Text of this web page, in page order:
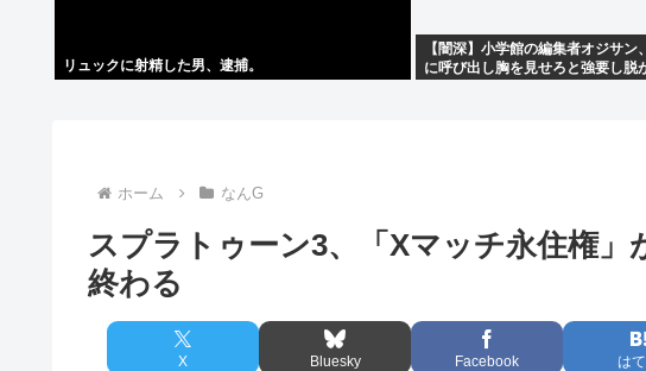
リュックに射精した男、逮捕。
【闇深】小学館の編集者オジサン
に呼び出し胸を見せろと強要し脱
ホーム なんG
スプラトゥーン3、「Xマッチ永住権」
終わる
X Bluesky Facebook は